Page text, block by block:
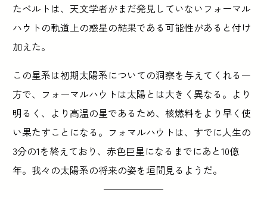
たベルトは、天文学者がまだ発見していないフォーマル
ハウトの軌道上の惑星の結果である可能性があると付け
加えた。
この星系は初期太陽系についての洞察を与えてくれる一
方で、フォーマルハウトは太陽とは大きく異なる。より
明るく、より高温の星であるため、核燃料をより早く使
い果たすことになる。フォマルハウトは、すでに人生の
3分の1を終えており、赤色巨星になるまでにあと10億
年。我々の太陽系の将来の姿を垣間見るようだ。